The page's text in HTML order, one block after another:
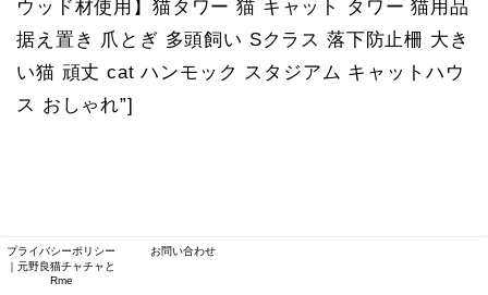
ウッド材使用】猫タワー 猫 キャット タワー 猫用品
据え置き 爪とぎ 多頭飼い Sクラス 落下防止柵 大き
い猫 頑丈 cat ハンモック スタジアム キャットハウ
ス おしゃれ”]
プライバシーポリシー
｜元野良猫チャチャと
Rme
お問い合わせ